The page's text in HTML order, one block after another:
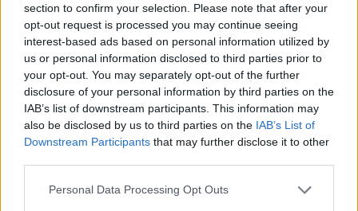
section to confirm your selection. Please note that after your
opt-out request is processed you may continue seeing
interest-based ads based on personal information utilized by
us or personal information disclosed to third parties prior to
your opt-out. You may separately opt-out of the further
disclosure of your personal information by third parties on the
IAB’s list of downstream participants. This information may
also be disclosed by us to third parties on the IAB’s List of
Downstream Participants that may further disclose it to other
Personal Data Processing Opt Outs
Συναγερμός για τους ισχυρούς ανέμους – Το...
παράδειγμα της Κρήτης μετά τις δύσκολες πυρκαγιές
13:19
ΥΠΕΘΑ: Μηνιαία επανεξέταση για τους Patriot στη
Σαουδική Αραβία
13:11
Νοσοκομείο Αγ. Νικολάου: Ενημερωτική συνάντηση για